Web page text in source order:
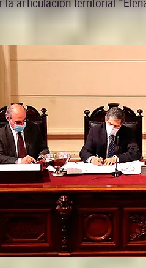
la articulación territorial